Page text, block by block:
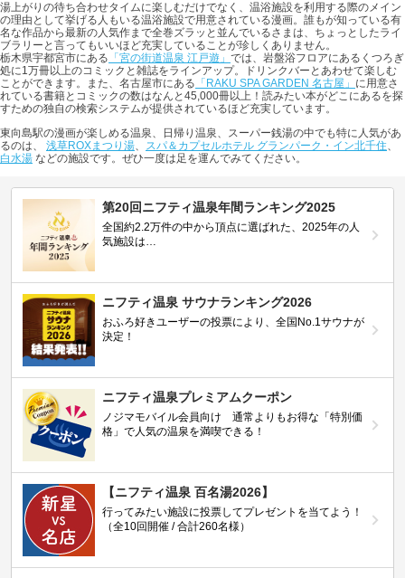
湯上がりの待ち合わせタイムに楽しむだけでなく、温浴施設を利用する際のメイン
の理由として挙げる人もいる温浴施設で用意されている漫画。誰もが知っている有
名な作品から最新の人気作まで全巻ズラッと並んでいるさまは、ちょっとしたライ
ブラリーと言ってもいいほど充実していることが珍しくありません。
栃木県宇都宮市にある 「宮の街道温泉 江戸遊」 では、岩盤浴フロアにあるくつろぎ
処に1万冊以上のコミックと雑誌をラインアップ。ドリンクバーとあわせて楽しむ
ことができます。また、名古屋市にある 「RAKU SPA GARDEN 名古屋」 に用意さ
れている書籍とコミックの数はなんと45,000冊以上！読みたい本がどこにあるを探
すための独自の検索システムが提供されているほど充実しています。
東向島駅の漫画が楽しめる温泉、日帰り温泉、スーパー銭湯の中でも特に人気があ
るのは、 浅草ROXまつり湯、 スパ＆カプセルホテル グランパーク・イン北千住、
白水湯 などの施設です。ぜひ一度は足を運んでみてください。
第20回ニフティ温泉年間ランキング2025
全国約2.2万件の中から頂点に選ばれた、2025年の人
気施設は…
ニフティ温泉 サウナランキング2026
おふろ好きユーザーの投票により、全国No.1サウナが
決定！
ニフティ温泉プレミアムクーポン
ノジマモバイル会員向け 通常よりもお得な「特別価
格」で人気の温泉を満喫できる！
【ニフティ温泉 百名湯2026】
行ってみたい施設に投票してプレゼントを当てよう！
（全10回開催 / 合計260名様）